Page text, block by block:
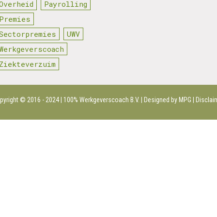
Payrolling
UWV
© 2016 - 2024 | 100% Werkgeverscoach B.V. | Designed by MPG |